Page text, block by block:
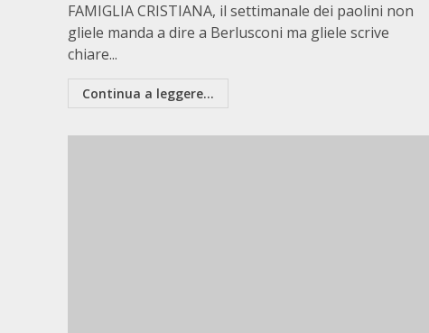
FAMIGLIA CRISTIANA, il settimanale dei paolini non
gliele manda a dire a Berlusconi ma gliele scrive
chiare...
Continua a leggere...